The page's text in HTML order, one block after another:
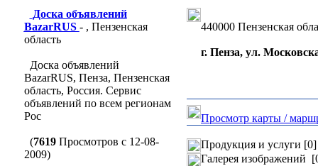
Доска объявлений
BazarRUS - , Пензенская
область
Доска объявлений
BazarRUS, Пенза, Пензенская
область, Россия. Сервис
объявлений по всем регионам
Рос
(7619Просмотров с 12-08-
2009)
440000 Пензенская
г. Пенза, ул.
Просмотр карты /
Продукция и услуги [0]
Галерея изображений